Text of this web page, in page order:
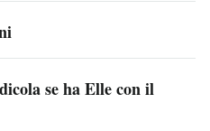
se ha Elle con il